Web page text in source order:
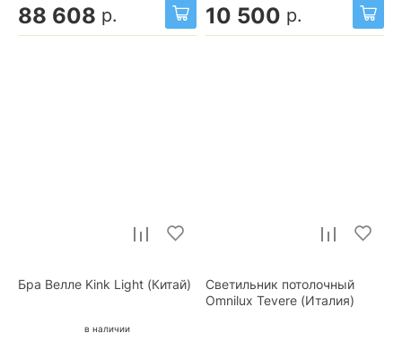
88 608 р. 10 500 р.
Бра Велле Kink Light (Китай)
в наличии
Светильник потолочный
Omnilux Tevere (Италия)